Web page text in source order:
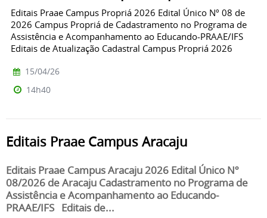
Editais Praae Campus Propriá 2026 Edital Único Nº 08 de
2026 Campus Propriá de Cadastramento no Programa de
Assistência e Acompanhamento ao Educando-PRAAE/IFS
Editais de Atualização Cadastral Campus Propriá 2026
15/04/26
14h40
Editais Praae Campus Aracaju
Editais Praae Campus Aracaju 2026 Edital Único Nº
08/2026 de Aracaju Cadastramento no Programa de
Assistência e Acompanhamento ao Educando-
PRAAE/IFS Editais de...